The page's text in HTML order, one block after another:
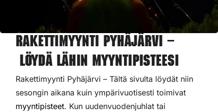
Rakettimyynti Pyhäjärvi –
Löydä lähin myyntipisteesi
Rakettimyynti Pyhäjärvi – Tältä sivulta löydät niin
sesongin aikana kuin ympärivuotisesti toimivat
myyntipisteet. Kun uudenvuodenjuhlat tai